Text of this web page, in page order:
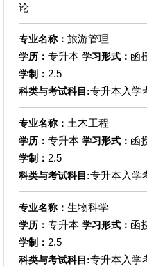
论
专业名称： 旅游管理
学历： 专升本 学习形式： 函
学制： 2.5
科类与考试科目:专升本入学
专业名称： 土木工程
学历： 专升本 学习形式： 函
学制： 2.5
科类与考试科目:专升本入学
专业名称： 生物科学
学历： 专升本 学习形式： 函
学制： 2.5
科类与考试科目:专升本入学